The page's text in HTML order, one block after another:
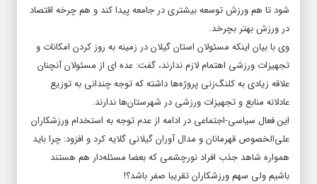
شود تا هم ورزش توسعه بیشتری در جامعه پیدا کند و هم چرخه اقتصاد
در ورزش بهتر بچرخد.
وی با بیان اینکه مسئولان استان گیلان در زمینه به روز کردن امکانات و
تجهیزات ورزشی اهتمام لازم ندارند، گفت: عده ای از مسئولان آنچنان
علاقه زیادی به کلنگ‌زنی پروژه‌ها داشته که توجه چندانی به توزیع
عادلانه منابع و تجهیزات ورزشی در شهرستان‌ها ندارند.
این فعال سیاسی-اجتماعی در ادامه از عدم توجه به استخدام ورزشکاران
علی‌الخصوص قهرمانان و مدال آوران گیلانی گلایه کرد و افزود: چرا باید
همواره شاهد جذب افراد نورچشمی که بعضا مسئله‌دار هم هستند
باشیم ولی سهم ورزشکاران تقریبا صفر باشد؟!